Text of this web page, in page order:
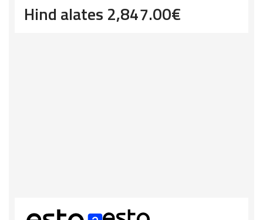
Hind alates 2,847.00€